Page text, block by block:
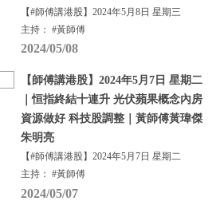
【#師傅講港股】2024年5月8日 星期三
主持： #黃師傅
2024/05/08
【師傅講港股】2024年5月7日 星期二
｜恒指終結十連升 光伏蘋果概念內房
資源做好 科技股調整｜黃師傅黃瑋傑
朱明亮
【#師傅講港股】2024年5月7日 星期二
主持： #黃師傅
2024/05/07